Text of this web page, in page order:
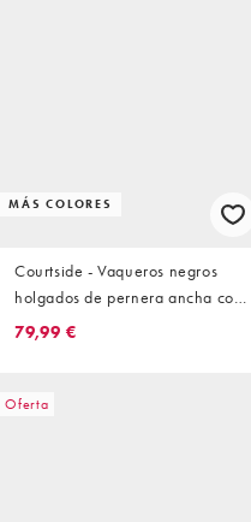
MÁS COLORES
Courtside - Vaqueros negros
holgados de pernera ancha con
bajo sin rematar y diseño
79,99 €
Oferta